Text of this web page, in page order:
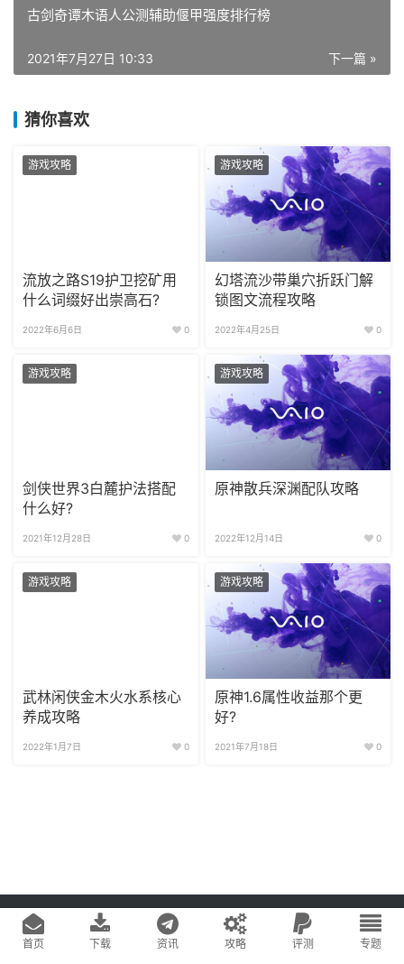
古剑奇谭木语人公测辅助偃甲强度排行榜
下一篇 »
2021年7月27日 10:33
猜你喜欢
游戏攻略
流放之路S19护卫挖矿用
什么词缀好出崇高石?
2022年6月6日 0
游戏攻略
幻塔流沙带巢穴折跃门解
锁图文流程攻略
2022年4月25日 0
游戏攻略
剑侠世界3白麓护法搭配
什么好?
2021年12月28日 0
游戏攻略
原神散兵深渊配队攻略
2022年12月14日 0
游戏攻略
武林闲侠金木火水系核心
养成攻略
2022年1月7日 0
游戏攻略
原神1.6属性收益那个更
好?
2021年7月18日 0
Copyright © 2020 游戏易站 版权所有 鄂ICP备2022019269号-1
网站地图
首页
下载 资讯 攻略 评测 专题